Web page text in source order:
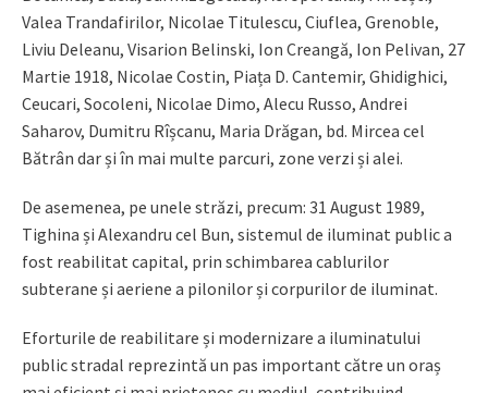
Valea Trandafirilor, Nicolae Titulescu, Ciuflea, Grenoble,
Liviu Deleanu, Visarion Belinski, Ion Creangă, Ion Pelivan, 27
Martie 1918, Nicolae Costin, Piața D. Cantemir, Ghidighici,
Ceucari, Socoleni, Nicolae Dimo, Alecu Russo, Andrei
Saharov, Dumitru Rîșcanu, Maria Drăgan, bd. Mircea cel
Bătrân dar și în mai multe parcuri, zone verzi și alei.
De asemenea, pe unele străzi, precum: 31 August 1989,
Tighina și Alexandru cel Bun, sistemul de iluminat public a
fost reabilitat capital, prin schimbarea cablurilor
subterane și aeriene a pilonilor și corpurilor de iluminat.
Eforturile de reabilitare și modernizare a iluminatului
public stradal reprezintă un pas important către un oraș